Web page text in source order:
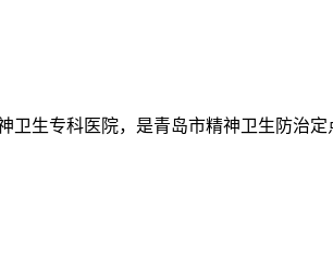
卫生专科医院，是青岛市精神卫生防治定